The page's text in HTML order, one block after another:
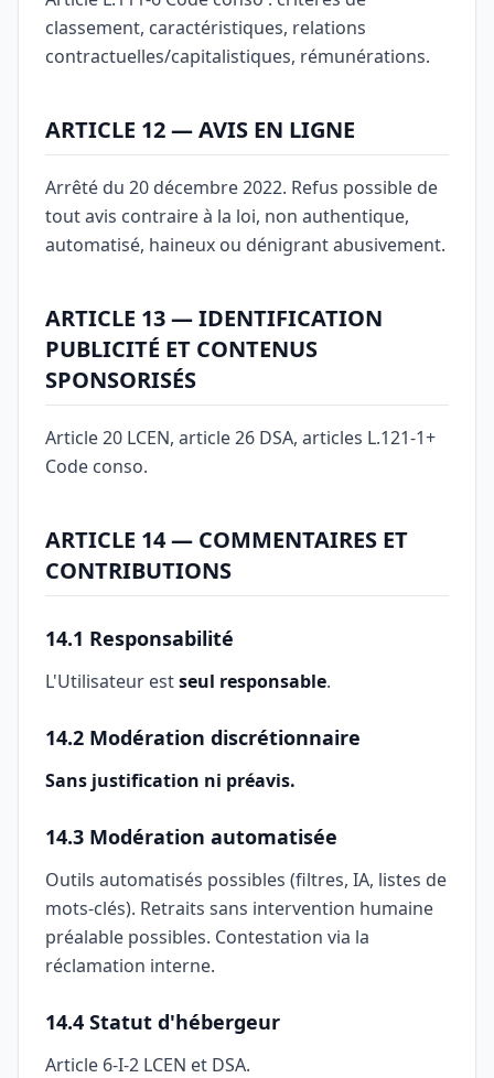
classement, caractéristiques, relations
contractuelles/capitalistiques, rémunérations.
ARTICLE 12 — AVIS EN LIGNE
Arrêté du 20 décembre 2022. Refus possible de
tout avis contraire à la loi, non authentique,
automatisé, haineux ou dénigrant abusivement.
ARTICLE 13 — IDENTIFICATION
PUBLICITÉ ET CONTENUS
SPONSORISÉS
Article 20 LCEN, article 26 DSA, articles L.121-1+
Code conso.
ARTICLE 14 — COMMENTAIRES ET
CONTRIBUTIONS
14.1 Responsabilité
L'Utilisateur estseul responsable.
14.2 Modération discrétionnaire
Sans justification ni préavis.
14.3 Modération automatisée
Outils automatisés possibles (filtres, IA, listes de
mots-clés). Retraits sans intervention humaine
préalable possibles. Contestation via la
réclamation interne.
14.4 Statut d'hébergeur
Article 6-I-2 LCEN et DSA.